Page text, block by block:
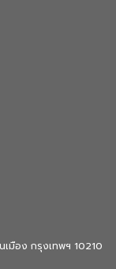
มือง กรุงเทพฯ 10210